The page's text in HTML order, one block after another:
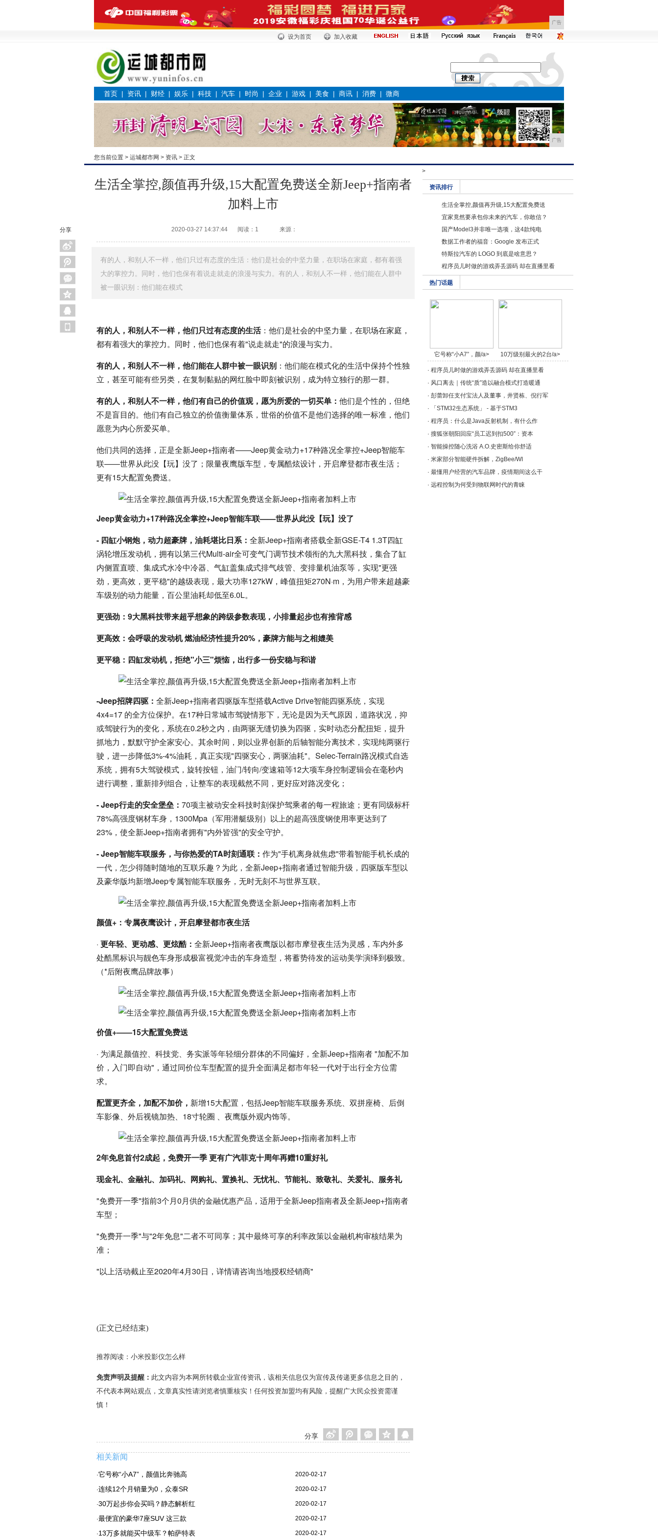
广告
设为首页 加入收藏
首页 | 资讯 | 财经 | 娱乐 | 科技 | 汽车 | 时尚 | 企业 | 游戏 | 美食 | 商讯 | 消费 | 微商
广告
您当前位置 > 运城都市网 > 资讯 > 正文
>
分享
生活全掌控,颜值再升级,15大配置免费送全新Jeep+指南者
加料上市
2020-03-27 14:37:44 阅读：1 来源：
有的人，和别人不一样，他们只过有态度的生活：他们是社会的中坚力量，在职场在家庭，都有着强
大的掌控力。同时，他们也保有着说走就走的浪漫与实力。有的人，和别人不一样，他们能在人群中
被一眼识别：他们能在模式
有的人，和别人不一样，他们只过有态度的生活：他们是社会的中坚力量，在职场在家庭，
都有着强大的掌控力。同时，他们也保有着"说走就走"的浪漫与实力。
有的人，和别人不一样，他们能在人群中被一眼识别 ：他们能在模式化的生活中保持个性独
立，甚至可能有些另类，在复制黏贴的网红脸中即刻被识别，成为特立独行的那一群。
有的人，和别人不一样，他们有自己的价值观，愿为所爱的一切买单： 他们是个性的，但绝
不是盲目的。他们有自己独立的价值衡量体系，世俗的价值不是他们选择的唯一标准，他们
愿意为内心所爱买单。
他们共同的选择，正是全新Jeep+指南者——Jeep黄金动力+17种路况全掌控+Jeep智能车
联——世界从此没【玩】没了；限量夜鹰版车型，专属酷炫设计，开启摩登都市夜生活；
更有15大配置免费送。
Jeep黄金动力+17种路况全掌控+Jeep智能车联——世界从此没【玩】没了
- 四缸小钢炮，动力超豪牌，油耗堪比日系： 全新Jeep+指南者搭载全新GSE-T4 1.3T四缸
涡轮增压发动机，拥有以第三代Multi-air全可变气门调节技术领衔的九大黑科技，集合了缸
内侧置直喷、集成式水冷中冷器、气缸盖集成式排气歧管、变排量机油泵等，实现"更强
劲，更高效，更平稳"的越级表现，最大功率127kW，峰值扭矩270N·m，为用户带来超越豪
车级别的动力能量，百公里油耗却低至6.0L。
更强劲：9大黑科技带来超乎想象的跨级参数表现，小排量起步也有推背感
更高效：会呼吸的发动机 燃油经济性提升20%，豪牌方能与之相媲美
更平稳：四缸发动机，拒绝"小三"烦恼，出行多一份安稳与和谐
-Jeep招牌四驱： 全新Jeep+指南者四驱版车型搭载Active Drive智能四驱系统，实现
4x4=17 的全方位保护。在17种日常城市驾驶情形下，无论是因为天气原因，道路状况，抑
或驾驶行为的变化，系统在0.2秒之内，由两驱无缝切换为四驱，实时动态分配扭矩，提升
抓地力，默默守护全家安心。其余时间，则以业界创新的后轴智能分离技术，实现纯两驱行
驶，进一步降低3%-4%油耗，真正实现"四驱安心，两驱油耗"。Selec-Terrain路况模式自选
系统，拥有5大驾驶模式，旋转按钮，油门/转向/变速箱等12大项车身控制逻辑会在毫秒内
进行调整，重新排列组合，让整车的表现截然不同，更好应对路况变化；
- Jeep行走的安全堡垒： 70项主被动安全科技时刻保护驾乘者的每一程旅途；更有同级标杆
78%高强度钢材车身，1300Mpa（军用潜艇级别）以上的超高强度钢使用率更达到了
23%，使全新Jeep+指南者拥有"内外皆强"的安全守护。
- Jeep智能车联服务，与你热爱的TA时刻通联： 作为"手机离身就焦虑"带着智能手机长成的
一代，怎少得随时随地的互联乐趣？为此，全新Jeep+指南者通过智能升级，四驱版车型以
及豪华版均新增Jeep专属智能车联服务，无时无刻不与世界互联。
颜值+：专属夜鹰设计，开启摩登都市夜生活
· 更年轻、更动感、更炫酷： 全新Jeep+指南者夜鹰版以都市摩登夜生活为灵感，车内外多
处酷黑标识与靓色车身形成极富视觉冲击的车身造型，将蓄势待发的运动美学演绎到极致。
（*后附夜鹰品牌故事）
价值+——15大配置免费送
· 为满足颜值控、科技党、务实派等年轻细分群体的不同偏好，全新Jeep+指南者 "加配不加
价，入门即自动"，通过同价位车型配置的提升全面满足都市年轻一代对于出行全方位需
求。
配置更齐全，加配不加价， 新增15大配置，包括Jeep智能车联服务系统、双拼座椅、后倒
车影像、外后视镜加热、18寸轮圈 、夜鹰版外观内饰等。
2年免息首付2成起，免费开一季 更有广汽菲克十周年再赠10重好礼
现金礼、金融礼、加码礼、网购礼、置换礼、无忧礼、节能礼、致敬礼、关爱礼、服务礼
"免费开一季"指前3个月0月供的金融优惠产品，适用于全新Jeep指南者及全新Jeep+指南者
车型；
"免费开一季"与"2年免息"二者不可同享；其中最终可享的利率政策以金融机构审核结果为
准；
"以上活动截止至2020年4月30日，详情请咨询当地授权经销商"
(正文已经结束)
推荐阅读： 小米投影仪怎么样
免责声明及提醒： 此文内容为本网所转载企业宣传资讯，该相关信息仅为宣传及传递更多信息之目的，
不代表本网站观点，文章真实性请浏览者慎重核实！任何投资加盟均有风险，提醒广大民众投资需谨
慎！
分享
相关新闻
2020-02-17
·它号称“小A7”，颜值比奔驰高
2020-02-17
·连续12个月销量为0，众泰SR
2020-02-17
·30万起步你会买吗？静态解析红
2020-02-17
·最便宜的豪华7座SUV 这三款
2020-02-17
·13万多就能买中级车？帕萨特表
资讯排行
生活全掌控,颜值再升级,15大配置免费送
宜家竟然要承包你未来的汽车，你敢信？
国产Model3并非唯一选项，这4款纯电
数据工作者的福音：Google 发布正式
特斯拉汽车的 LOGO 到底是啥意思？
程序员儿时做的游戏弄丢源码 却在直播里看
热门话题
它号称“小A7”，颜/a> 10万级别最火的2台/a>
· 程序员儿时做的游戏弄丢源码 却在直播里看
· 风口离去｜传统“质”造以融合模式打造暖通
· 彭蕾卸任支付宝法人及董事，井贤栋、倪行军
·
「STM32生态系统」 - 基于STM3
· 程序员：什么是Java反射机制，有什么作
· 搜狐张朝阳回应“员工迟到扣500”：资本
· 智能操控随心洗浴 A.O.史密斯给你舒适
· 米家部分智能硬件拆解，ZigBee/WI
· 最懂用户经营的汽车品牌，疫情期间这么干
· 远程控制为何受到物联网时代的青睐